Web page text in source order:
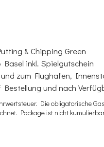
& Chipping Green
inkl. Spielgutschein
zum Flughafen,
und nach
Die obligatorische
Package ist nicht